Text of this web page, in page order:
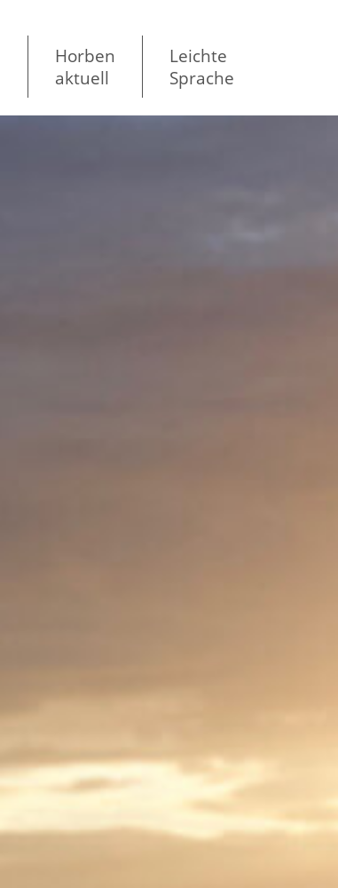
Horben
aktuell
Leichte
Sprache